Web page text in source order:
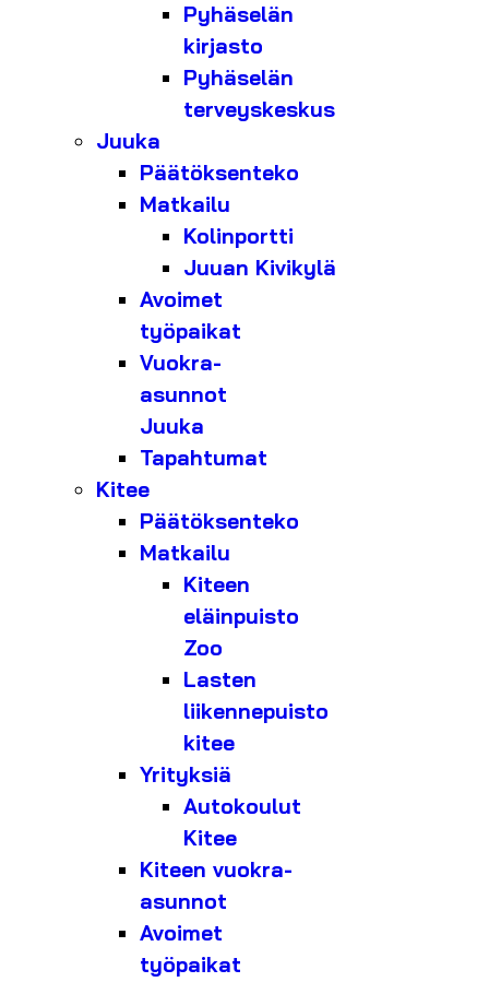
Pyhäselän
kirjasto
Pyhäselän
terveyskeskus
Juuka
Päätöksenteko
Matkailu
Kolinportti
Juuan Kivikylä
Avoimet
työpaikat
Vuokra-
asunnot
Juuka
Tapahtumat
Kitee
Päätöksenteko
Matkailu
Kiteen
eläinpuisto
Zoo
Lasten
liikennepuisto
kitee
Yrityksiä
Autokoulut
Kitee
Kiteen vuokra-
asunnot
Avoimet
työpaikat